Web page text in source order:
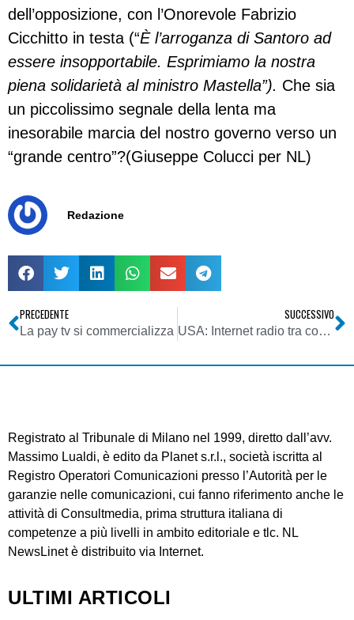
dell’opposizione, con l’Onorevole Fabrizio
Cicchitto in testa (“È l’arroganza di Santoro ad
essere insopportabile. Esprimiamo la nostra
piena solidarietà al ministro Mastella”). Che sia
un piccolissimo segnale della lenta ma
inesorabile marcia del nostro governo verso un
“grande centro”?(Giuseppe Colucci per NL)
Redazione
PRECEDENTE
La pay tv si commercializza
SUCCESSIVO
USA: Internet radio tra copyright e neutrality
Registrato al Tribunale di Milano nel 1999, diretto dall’avv.
Massimo Lualdi, è edito da Planet s.r.l., società iscritta al
Registro Operatori Comunicazioni presso l’Autorità per le
garanzie nelle comunicazioni, cui fanno riferimento anche le
attività di Consultmedia, prima struttura italiana di
competenze a più livelli in ambito editoriale e tlc. NL
NewsLinet è distribuito via Internet.
ULTIMI ARTICOLI